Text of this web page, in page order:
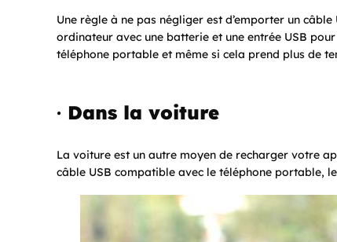
Une règle à ne pas négliger est d’emporter un
ordinateur avec une batterie et une entrée USB
téléphone portable et même si cela prend plus de
· Dans la voiture
La voiture est un autre moyen de recharger votre
câble USB compatible avec le téléphone portable,